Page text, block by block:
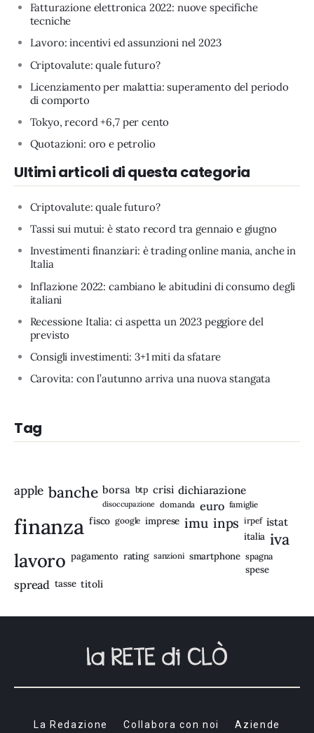
Fatturazione elettronica 2022: nuove specifiche
tecniche
Lavoro: incentivi ed assunzioni nel 2023
Criptovalute: quale futuro?
Licenziamento per malattia: superamento del periodo
di comporto
Tokyo, record +6,7 per cento
Quotazioni: oro e petrolio
Ultimi articoli di questa categoria
Criptovalute: quale futuro?
Tassi sui mutui: è stato record tra gennaio e giugno
Investimenti finanziari: è trading online mania, anche in
Italia
Inflazione 2022: cambiano le abitudini di consumo degli
italiani
Recessione Italia: ci aspetta un 2023 peggiore del
previsto
Consigli investimenti: 3+1 miti da sfatare
Carovita: con l’autunno arriva una nuova stangata
Tag
apple banche borsa btp crisi dichiarazione
disoccupazione domanda euro famiglie
finanza fisco google imprese imu inps irpef istat
italia iva
lavoro pagamento rating sanzioni smartphone spagna
spese
spread tasse titoli
La Redazione Collabora con noi Aziende